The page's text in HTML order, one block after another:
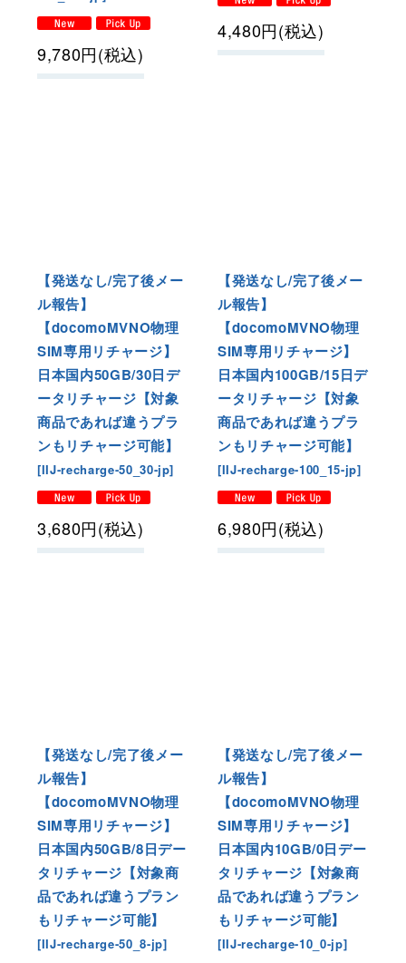
9,780円(税込)
4,480円(税込)
【発送なし/完了後メー
ル報告】
【docomoMVNO物理
SIM専用リチャージ】
日本国内50GB/30日デ
ータリチャージ【対象
商品であれば違うプラ
ンもリチャージ可能】
[IIJ-recharge-50_30-jp]
3,680円(税込)
【発送なし/完了後メー
ル報告】
【docomoMVNO物理
SIM専用リチャージ】
日本国内100GB/15日デ
ータリチャージ【対象
商品であれば違うプラ
ンもリチャージ可能】
[IIJ-recharge-100_15-jp]
6,980円(税込)
【発送なし/完了後メー
ル報告】
【docomoMVNO物理
SIM専用リチャージ】
日本国内50GB/8日デー
タリチャージ【対象商
品であれば違うプラン
もリチャージ可能】
[IIJ-recharge-50_8-jp]
【発送なし/完了後メー
ル報告】
【docomoMVNO物理
SIM専用リチャージ】
日本国内10GB/0日デー
タリチャージ【対象商
品であれば違うプラン
もリチャージ可能】
[IIJ-recharge-10_0-jp]